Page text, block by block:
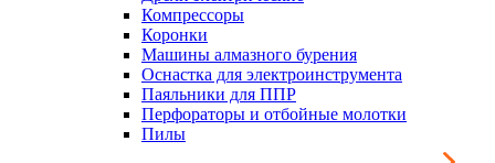
Компрессоры
Коронки
Машины алмазного бурения
Оснастка для электроинструмента
Паяльники для ППР
Перфораторы и отбойные молотки
Пилы